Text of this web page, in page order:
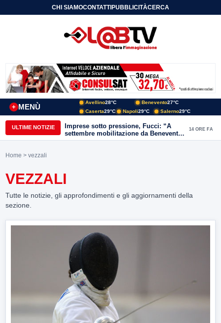
CHI SIAMOCONTATTIPUBBLICITÀCERCA
MENÙ
+
Avellino28°C Benevento27°C
Caserta29°C Napoli29°C Salerno29°C
ULTIME NOTIZIE
Imprese sotto pressione, Fucci: “A
settembre mobilitazione da Benevento
e Avellino”
14 ORE FA
Home > vezzali
VEZZALI
Tutte le notizie, gli approfondimenti e gli aggiornamenti della
sezione.